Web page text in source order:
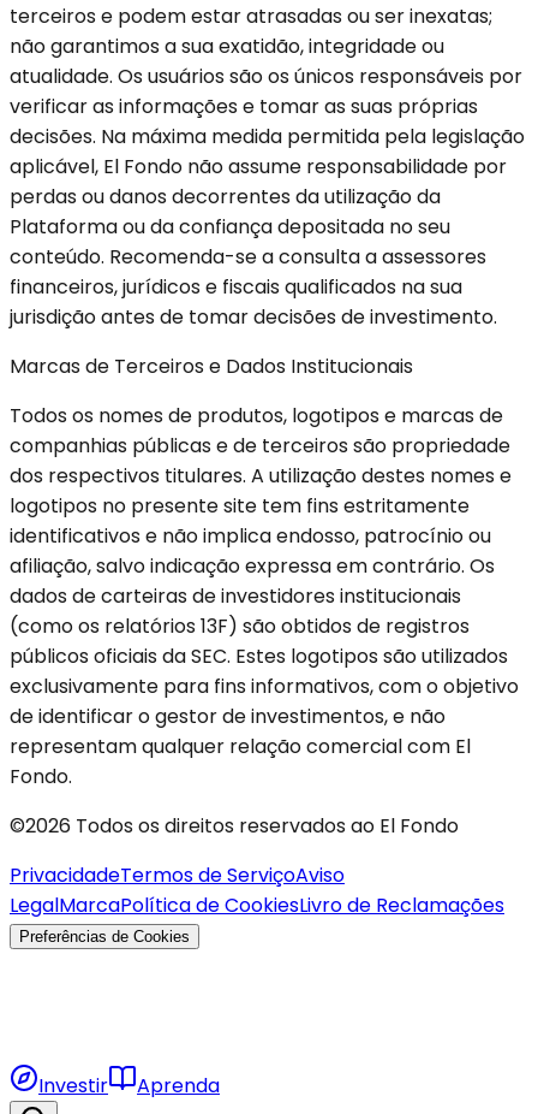
terceiros e podem estar atrasadas ou ser inexatas;
não garantimos a sua exatidão, integridade ou
atualidade. Os usuários são os únicos responsáveis por
verificar as informações e tomar as suas próprias
decisões. Na máxima medida permitida pela legislação
aplicável, El Fondo não assume responsabilidade por
perdas ou danos decorrentes da utilização da
Plataforma ou da confiança depositada no seu
conteúdo. Recomenda-se a consulta a assessores
financeiros, jurídicos e fiscais qualificados na sua
jurisdição antes de tomar decisões de investimento.
Marcas de Terceiros e Dados Institucionais
Todos os nomes de produtos, logotipos e marcas de
companhias públicas e de terceiros são propriedade
dos respectivos titulares. A utilização destes nomes e
logotipos no presente site tem fins estritamente
identificativos e não implica endosso, patrocínio ou
afiliação, salvo indicação expressa em contrário. Os
dados de carteiras de investidores institucionais
(como os relatórios 13F) são obtidos de registros
públicos oficiais da SEC. Estes logotipos são utilizados
exclusivamente para fins informativos, com o objetivo
de identificar o gestor de investimentos, e não
representam qualquer relação comercial com El
Fondo.
©2026 Todos os direitos reservados ao El Fondo
PrivacidadeTermos de ServiçoAviso
LegalMarcaPolítica de CookiesLivro de Reclamações
Preferências de Cookies
Investir Aprenda